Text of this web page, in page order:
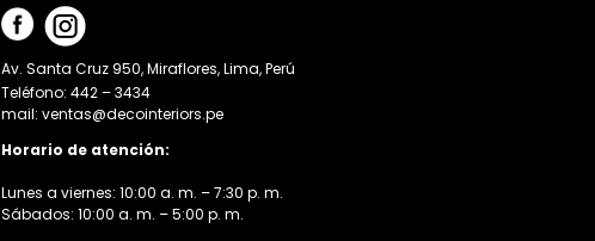
Av. Santa Cruz 950, Miraflores, Lima, Perú
Teléfono: 442 – 3434
mail: ventas@decointeriors.pe
Horario de atención:
Lunes a viernes: 10:00 a. m. – 7:30 p. m.
Sábados: 10:00 a. m. – 5:00 p. m.